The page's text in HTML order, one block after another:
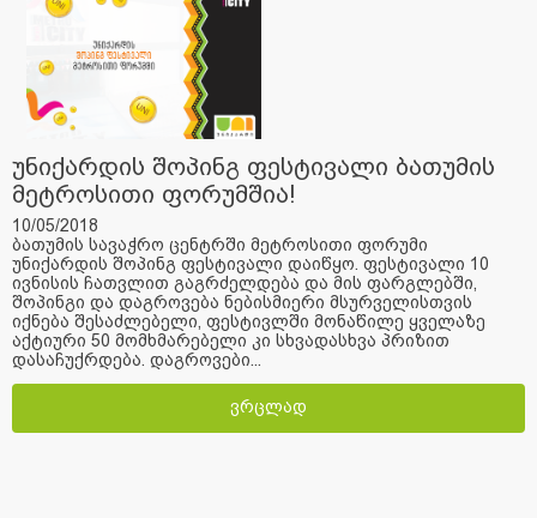
უნიქარდის შოპინგ ფესტივალი ბათუმის
მეტროსითი ფორუმშია!
10/05/2018
ბათუმის სავაჭრო ცენტრში მეტროსითი ფორუმი
უნიქარდის შოპინგ ფესტივალი დაიწყო. ფესტივალი 10
ივნისის ჩათვლით გაგრძელდება და მის ფარგლებში,
შოპინგი და დაგროვება ნებისმიერი მსურველისთვის
იქნება შესაძლებელი, ფესტივლში მონაწილე ყველაზე
აქტიური 50 მომხმარებელი კი სხვადასხვა პრიზით
დასაჩუქრდება. დაგროვები...
ვრცლად